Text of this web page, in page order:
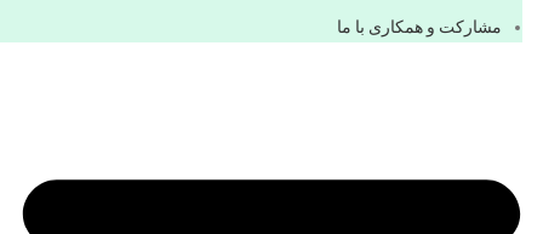
مشاركت و همكاری با ما